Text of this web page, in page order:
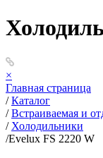
×
Главная страница
/ Каталог
/ Встраиваемая и
/ Холодильники
/Evelux FS 2220 W